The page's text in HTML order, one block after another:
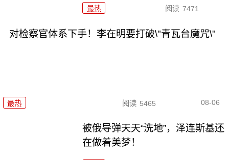
最热 阅读 7471
对检察官体系下手！李在明要打破\"青瓦台魔咒\"
最热 阅读 5465 08-06
被俄导弹天天“洗地”，泽连斯基还
在做着美梦！